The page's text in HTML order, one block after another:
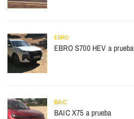
EBRO
EBRO S700 HEV a prueba
BAIC
BAIC X75 a prueba